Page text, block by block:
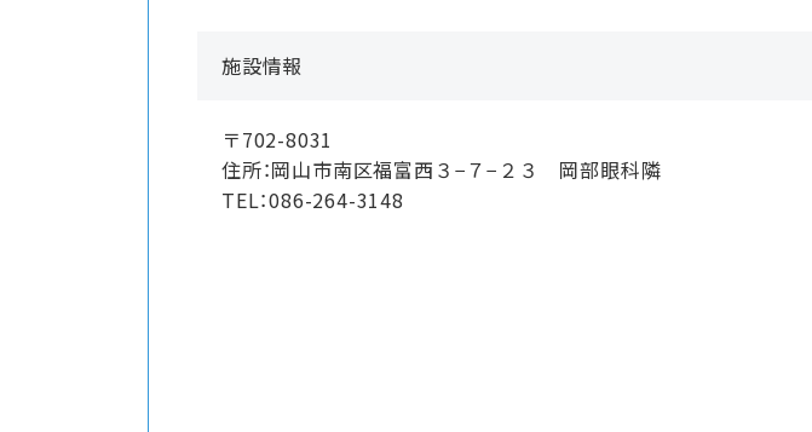
施設情報
〒702-8031
住所：岡山市南区福富西３−７−２３ 岡部眼科隣
TEL：086-264-3148